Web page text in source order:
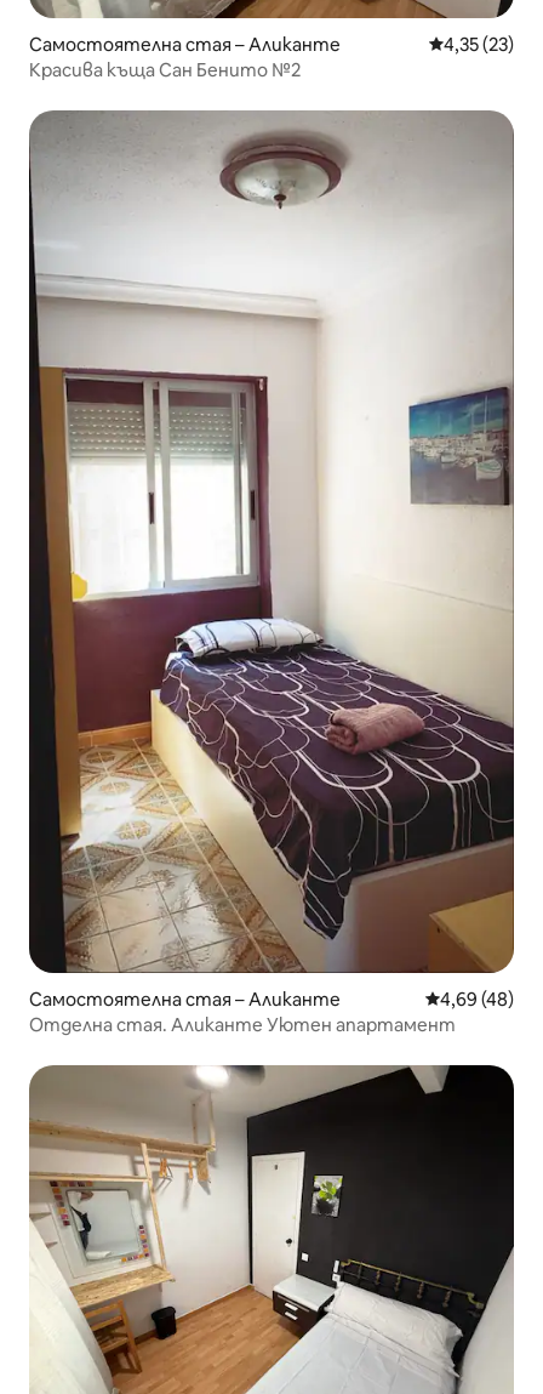
Самостоятелна стая – Аликанте Средна
4,35 (23)
Красива къща Сан Бенито №2
Самостоятелна стая – Аликанте Средна
4,69 (48)
Отделна стая. Аликанте Уютен апартамент